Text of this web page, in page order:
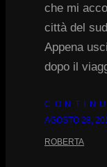
che mi
città del
Appena
dopo il
AGOSTO 28,
ROBERTA